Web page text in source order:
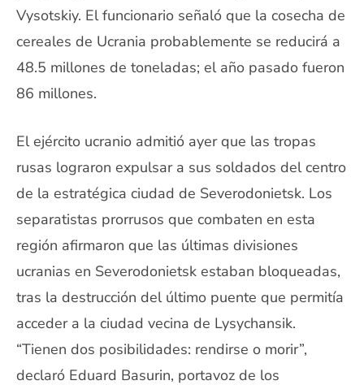
Vysotskiy. El funcionario señaló que la cosecha de
cereales de Ucrania probablemente se reducirá a
48.5 millones de toneladas; el año pasado fueron
86 millones.
El ejército ucranio admitió ayer que las tropas
rusas lograron expulsar a sus soldados del centro
de la estratégica ciudad de Severodonietsk. Los
separatistas prorrusos que combaten en esta
región afirmaron que las últimas divisiones
ucranias en Severodonietsk estaban bloqueadas,
tras la destrucción del último puente que permitía
acceder a la ciudad vecina de Lysychansik.
“Tienen dos posibilidades: rendirse o morir”,
declaró Eduard Basurin, portavoz de los